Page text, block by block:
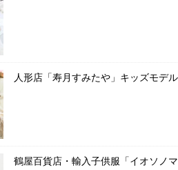
人形店「寿月すみたや」キッズモデ
鶴屋百貨店・輸入子供服「イオソノ